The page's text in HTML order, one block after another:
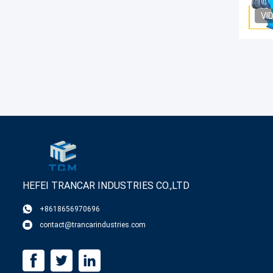
HEFEI TRANCAR INDUSTRIES CO.,LTD
+8618656970696
contact@trancarindustries.com